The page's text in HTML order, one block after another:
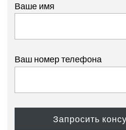
Ваше имя
Ваш номер телефона